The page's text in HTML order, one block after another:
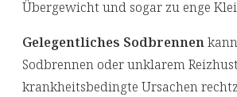
Übergewicht und sogar zu enge
Gelegentliches Sodbrennen
Sodbrennen oder unklarem
krankheitsbedingte Ursachen